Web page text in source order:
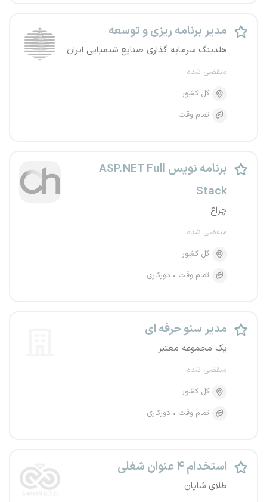
مدیر برنامه ریزی و توسعه
هلدینگ سرمایه گذاری صنایع شیمیایی ایران
منقضی شده
کل کشور
تمام وقت
برنامه نویس ASP.NET Full
Stack
چراغ
منقضی شده
کل کشور
تمام وقت
دورکاری
مدیر سئو حرفه ای
یک مجموعه معتبر
منقضی شده
کل کشور
تمام وقت
دورکاری
استخدام ۴ عنوان شغلی
طلای شایان